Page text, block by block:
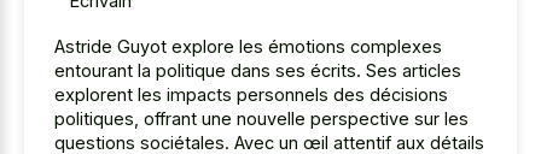
Astride Guyot explore les émotions complexes
entourant la politique dans ses écrits. Ses articles
explorent les impacts personnels des décisions
politiques, offrant une nouvelle perspective sur les
questions sociétales. Avec un œil attentif aux détails